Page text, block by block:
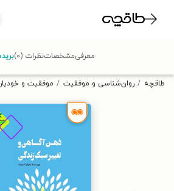
تخفیف از طاقچه دریافت
طاقچه روان‌شناسی و موفقیت موفقیت و
معرفیمشخصاتنظرات (۰)